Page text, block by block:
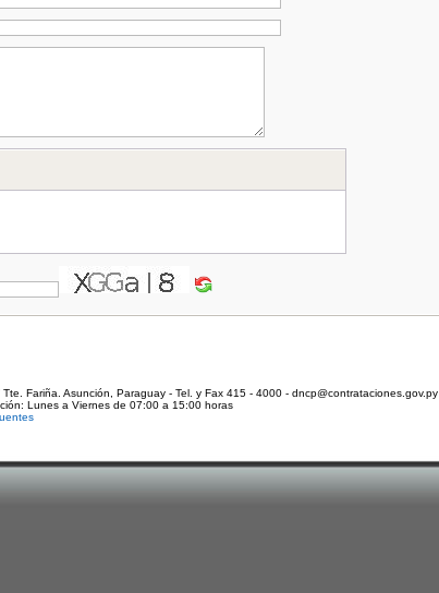
Fariña. Asunción, Paraguay - Tel. y Fax 415 - 4000 - dncp@contrataciones.gov.py
Lunes a Viernes de 07:00 a 15:00 horas